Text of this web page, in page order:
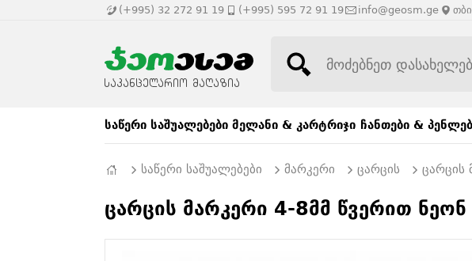
(+995) 32 272 91 19 (+995) 595 72 91 19 info@geosm.ge
საწერი საშუალებები მელანი & კარტრიჯი ჩანთები &
საწერი საშუალებები მარკერი ცარცის ცარცის
ცარცის მარკერი 4-8მმ წვერით ნეონ